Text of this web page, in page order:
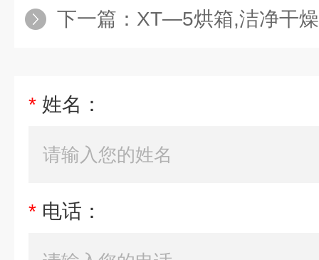
下一篇： XT—5烘箱,洁净干
* 姓名：
* 电话：